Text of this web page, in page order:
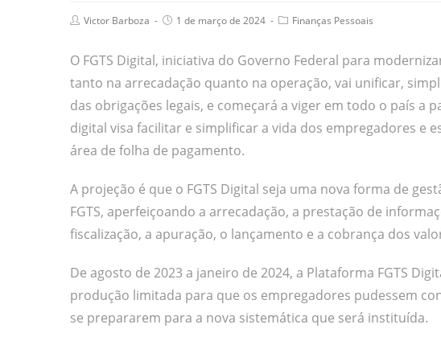
Victor Barboza 1 de março de 2024 Finanças Pessoais
O FGTS Digital, iniciativa do Governo Federal para
tanto na arrecadação quanto na operação, vai unificar,
das obrigações legais, e começará a viger em todo o país a
digital visa facilitar e simplificar a vida dos empregadores e
área de folha de pagamento.
A projeção é que o FGTS Digital seja uma nova forma de
FGTS, aperfeiçoando a arrecadação, a prestação de
fiscalização, a apuração, o lançamento e a cobrança dos
De agosto de 2023 a janeiro de 2024, a Plataforma FGTS
produção limitada para que os empregadores pudessem
se prepararem para a nova sistemática que será instituída.